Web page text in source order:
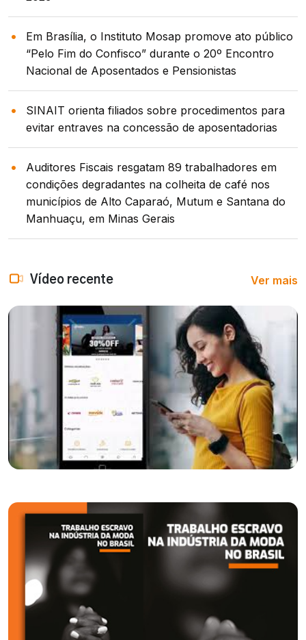
Em Brasília, o Instituto Mosap promove ato público
“Pelo Fim do Confisco” durante o 20º Encontro
Nacional de Aposentados e Pensionistas
SINAIT orienta filiados sobre procedimentos para
evitar entraves na concessão de aposentadorias
Auditores Fiscais resgatam 89 trabalhadores em
condições degradantes na colheita de café nos
municípios de Alto Caparaó, Mutum e Santana do
Manhuaçu, em Minas Gerais
Vídeo recente Ver mais